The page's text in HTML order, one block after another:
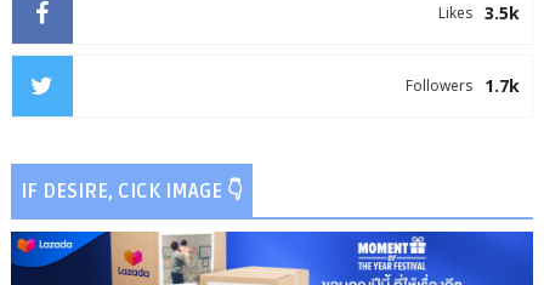
3.5k
Likes
1.7k
Followers
IF DESIRE, CICK IMAGE 👇